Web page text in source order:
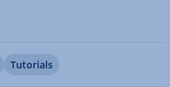
Tutorials